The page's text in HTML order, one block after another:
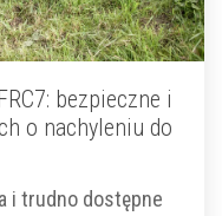
bezpieczne i
o nachyleniu do
i trudno dostępne